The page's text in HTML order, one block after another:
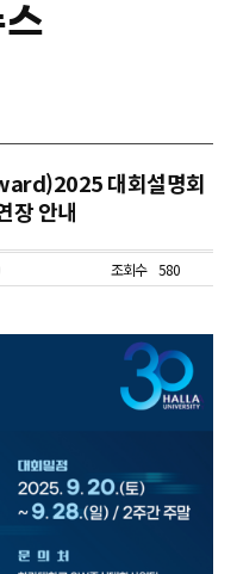
대회설명회
장 안내
조회수 580